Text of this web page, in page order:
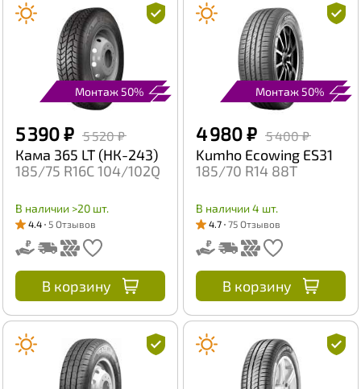
Монтаж 50%
5 390 ₽ 5 520 ₽
Кама 365 LT (НК-243)
185/75 R16C 104/102Q
В наличии >20 шт.
4.4 5 Отзывов
В корзину
Монтаж 50%
4 980 ₽ 5 400 ₽
Kumho Ecowing ES31
185/70 R14 88T
В наличии 4 шт.
4.7 75 Отзывов
В корзину